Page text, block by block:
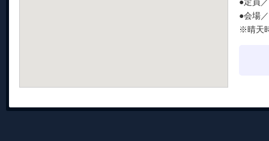
●会場
※晴天